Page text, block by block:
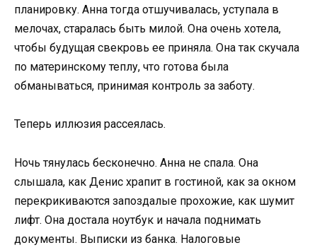
планировку. Анна тогда отшучивалась, уступала в
мелочах, старалась быть милой. Она очень хотела,
чтобы будущая свекровь ее приняла. Она так скучала
по материнскому теплу, что готова была
обманываться, принимая контроль за заботу.
Теперь иллюзия рассеялась.
Ночь тянулась бесконечно. Анна не спала. Она
слышала, как Денис храпит в гостиной, как за окном
перекрикиваются запоздалые прохожие, как шумит
лифт. Она достала ноутбук и начала поднимать
документы. Выписки из банка. Налоговые